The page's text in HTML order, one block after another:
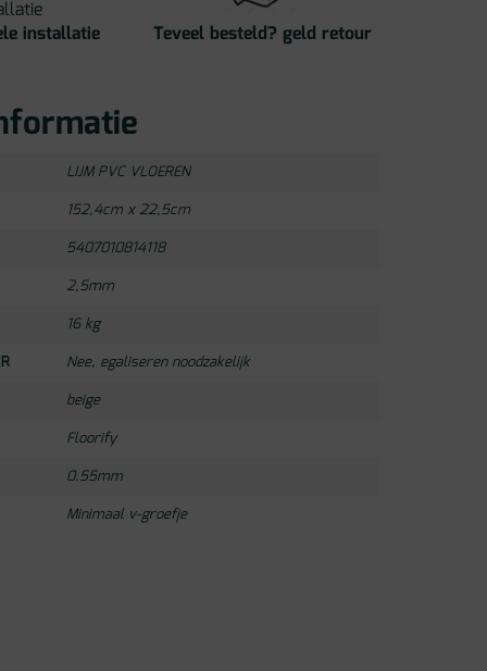
installatie Teveel besteld? geld retour
LIJM PVC VLOEREN
152,4cm x 22,5cm
5407010814118
2,5mm
16 kg
Nee, egaliseren noodzakelijk
beige
Floorify
0.55mm
Minimaal v-groefje